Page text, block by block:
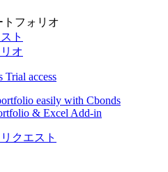
トフォリオ
ト
オ
Trial access
easily with Cbonds
& Excel Add-in
クエスト